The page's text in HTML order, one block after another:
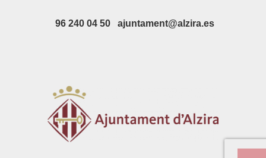
96 240 04 50 ajuntament@alzira.es